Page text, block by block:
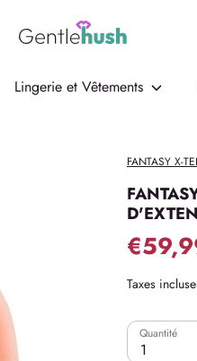
Lingerie et Vêtements
FANTASY X-
Taxes
Quantité
1